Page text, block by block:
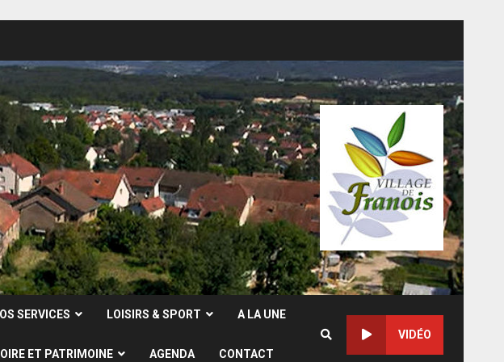
SERVICES LOISIRS & SPORT A LA UNE
ET PATRIMOINE AGENDA CONTACT
VIDÉO